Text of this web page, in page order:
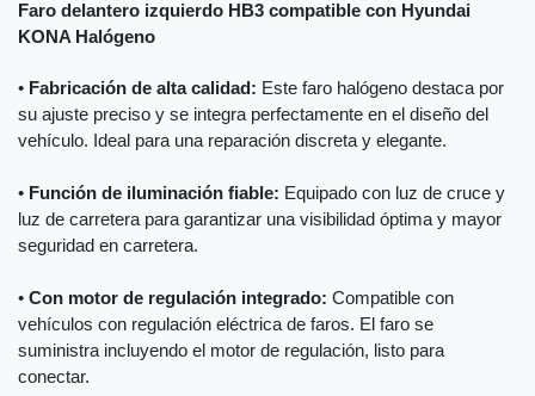
Faro delantero izquierdo HB3 compatible con Hyundai
KONA Halógeno
• Fabricación de alta calidad: Este faro halógeno destaca por
su ajuste preciso y se integra perfectamente en el diseño del
vehículo. Ideal para una reparación discreta y elegante.
• Función de iluminación fiable: Equipado con luz de cruce y
luz de carretera para garantizar una visibilidad óptima y mayor
seguridad en carretera.
• Con motor de regulación integrado: Compatible con
vehículos con regulación eléctrica de faros. El faro se
suministra incluyendo el motor de regulación, listo para
conectar.